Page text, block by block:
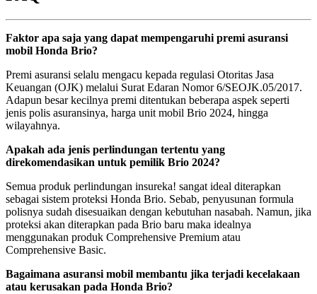
Faktor apa saja yang dapat mempengaruhi premi asuransi
mobil Honda Brio?
Premi asuransi selalu mengacu kepada regulasi Otoritas Jasa
Keuangan (OJK) melalui Surat Edaran Nomor 6/SEOJK.05/2017.
Adapun besar kecilnya premi ditentukan beberapa aspek seperti
jenis polis asuransinya, harga unit mobil Brio 2024, hingga
wilayahnya.
Apakah ada jenis perlindungan tertentu yang
direkomendasikan untuk pemilik Brio 2024?
Semua produk perlindungan insureka! sangat ideal diterapkan
sebagai sistem proteksi Honda Brio. Sebab, penyusunan formula
polisnya sudah disesuaikan dengan kebutuhan nasabah. Namun, jika
proteksi akan diterapkan pada Brio baru maka idealnya
menggunakan produk Comprehensive Premium atau
Comprehensive Basic.
Bagaimana asuransi mobil membantu jika terjadi kecelakaan
atau kerusakan pada Honda Brio?